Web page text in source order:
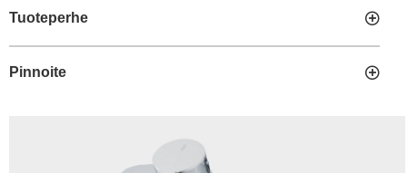
Tuoteperhe
Pinnoite